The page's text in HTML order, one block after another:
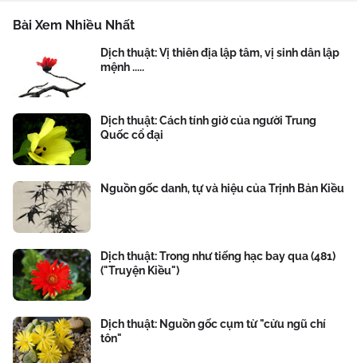
Bài Xem Nhiều Nhất
Dịch thuật: Vị thiên địa lập tâm, vị sinh dân lập
mệnh .....
Dịch thuật: Cách tính giờ của người Trung
Quốc cổ đại
Nguồn gốc danh, tự và hiệu của Trịnh Bản Kiều
Dịch thuật: Trong như tiếng hạc bay qua (481)
("Truyện Kiều")
Dịch thuật: Nguồn gốc cụm từ "cửu ngũ chí
tôn"